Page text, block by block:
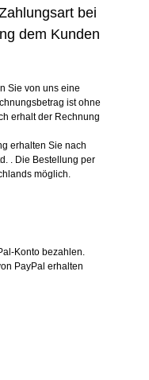
bei
dem Kunden
Sie von uns eine
ist ohne
erhalt der Rechnung
erhalten Sie nach
. Die Bestellung per
möglich.
Konto bezahlen.
PayPal erhalten